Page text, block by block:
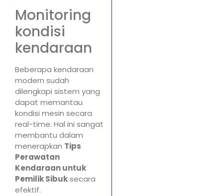
Monitoring
kondisi
kendaraan
Beberapa kendaraan
modern sudah
dilengkapi sistem yang
dapat memantau
kondisi mesin secara
real-time. Hal ini sangat
membantu dalam
menerapkan Tips
Perawatan
Kendaraan untuk
Pemilik Sibuksecara
efektif.